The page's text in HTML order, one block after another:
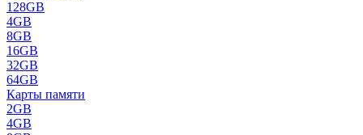
128GB
4GB
8GB
16GB
32GB
64GB
Карты памяти
2GB
4GB